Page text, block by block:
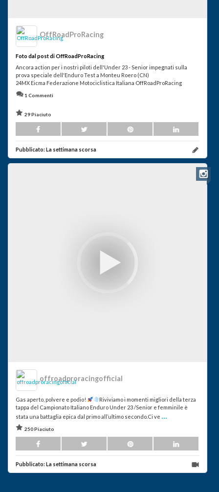
OffRoadProRacing
Foto dal post di OffRoadProRacing
Ancora action per i nostri piloti dell'Under 23 - Senior impegnati sulla
prova speciale dell'Enduro Test a Monteu Roero (CN)
24MX Eicma Federazione Motociclistica Italiana OffRoadProRacing
1 Commenti
29 Piaciuto
Pubblicato:La settimana scorsa
offroadproracingofficial
Gas aperto, polvere e podio!
Riviviamo i momenti migliori della terza
tappa del Campionato Italiano Enduro Under 23 /Senior e femminile è
stata una battaglia epica dal primo all’ultimo secondo.Ci ve ...
250 Piaciuto
Pubblicato:La settimana scorsa